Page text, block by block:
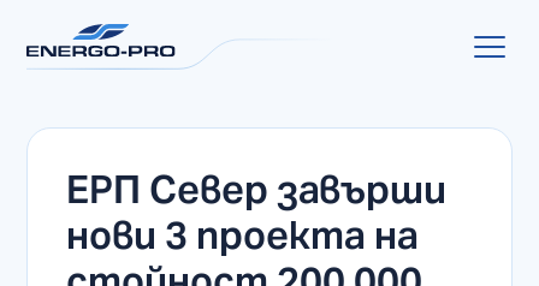
ЕРП Север завърши
нови 3 проекта на